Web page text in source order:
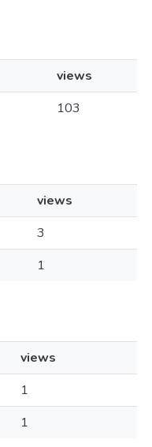
views
103
views
3
1
views
1
1